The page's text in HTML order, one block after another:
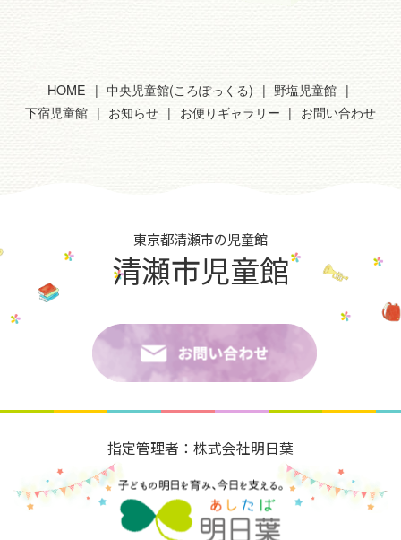
HOME 中央児童館(ころぽっくる)
野塩児童館
下宿児童館
お知らせ お便りギャラリー お問い合わせ
東京都清瀬市の児童館
清瀬市児童館
指定管理者：株式会社明日葉